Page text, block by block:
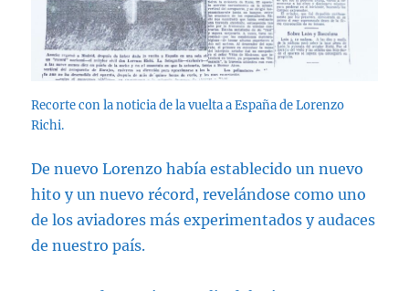
Recorte con la noticia de la vuelta a España de Lorenzo
Richi.
De nuevo Lorenzo había establecido un nuevo
hito y un nuevo récord, revelándose como uno
de los aviadores más experimentados y audaces
de nuestro país.